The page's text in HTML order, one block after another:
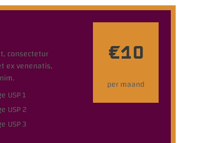
consectetur
ex venenatis,
USP 1
USP 2
USP 3
€10
per maand